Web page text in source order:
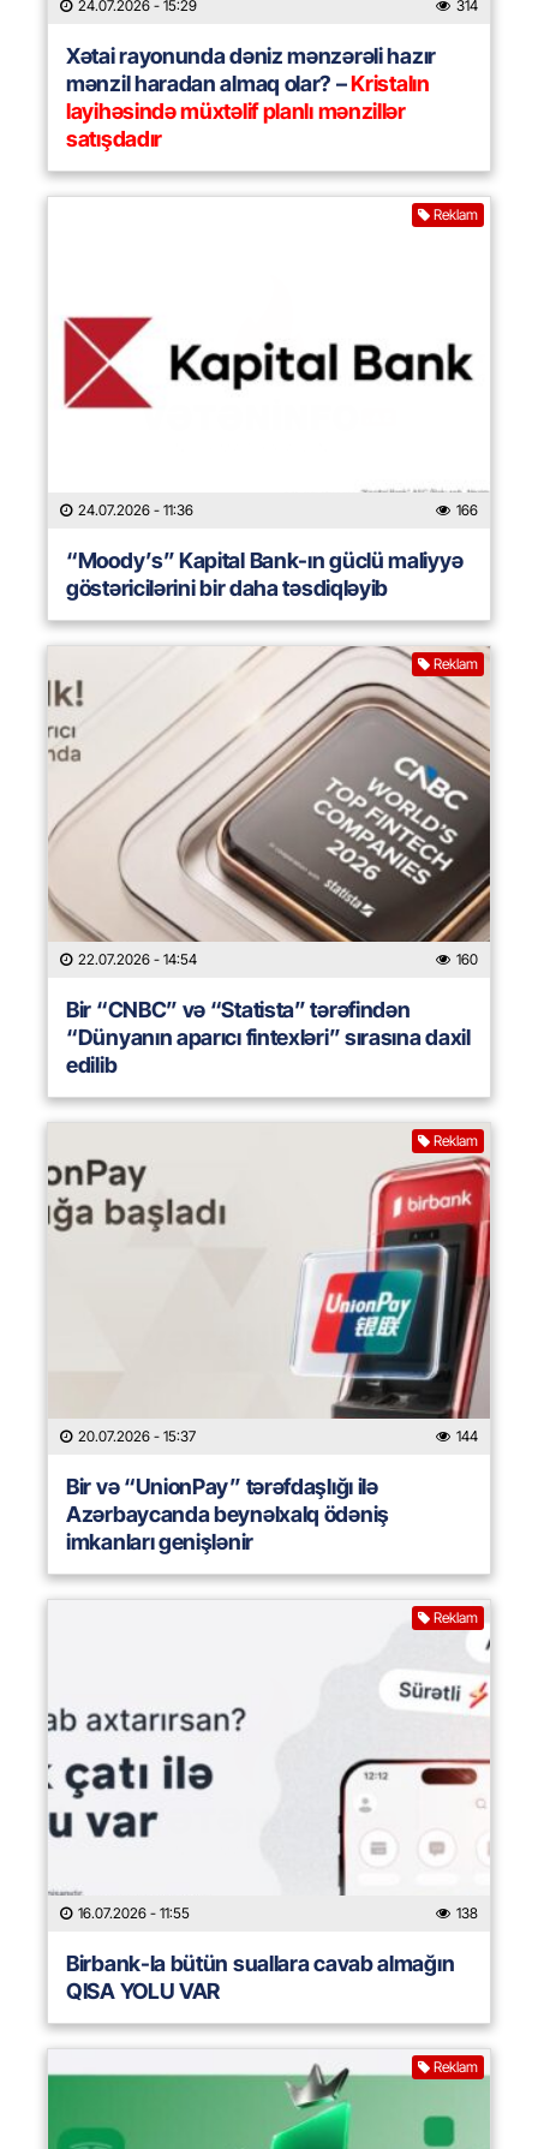
24.07.2026 - 15:29 314
Xətai rayonunda dəniz mənzərəli hazır
mənzil haradan almaq olar? –Kristalın
layihəsində müxtəlif planlı mənzillər
satışdadır
Reklam
24.07.2026 - 11:36 166
“Moody’s” Kapital Bank-ın güclü maliyyə
göstəricilərini bir daha təsdiqləyib
Reklam
22.07.2026 - 14:54 160
Bir “CNBC” və “Statista” tərəfindən
“Dünyanın aparıcı fintexləri” sırasına daxil
edilib
Reklam
20.07.2026 - 15:37 144
Bir və “UnionPay” tərəfdaşlığı ilə
Azərbaycanda beynəlxalq ödəniş
imkanları genişlənir
Reklam
16.07.2026 - 11:55 138
Birbank-la bütün suallara cavab almağın
QISA YOLU VAR
Reklam